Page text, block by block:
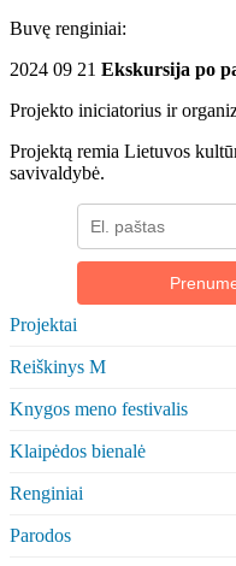
Buvę renginiai:
2024 09 21 Ekskursija po
Projekto iniciatorius ir
Projektą remia Lietuvos
savivaldybė.
Projektai
Reiškinys M
Knygos meno festivalis
Klaipėdos bienalė
Renginiai
Parodos